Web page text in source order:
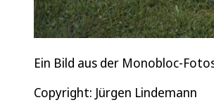
Ein Bild aus der Monobloc-
Copyright: Jürgen Lindemann